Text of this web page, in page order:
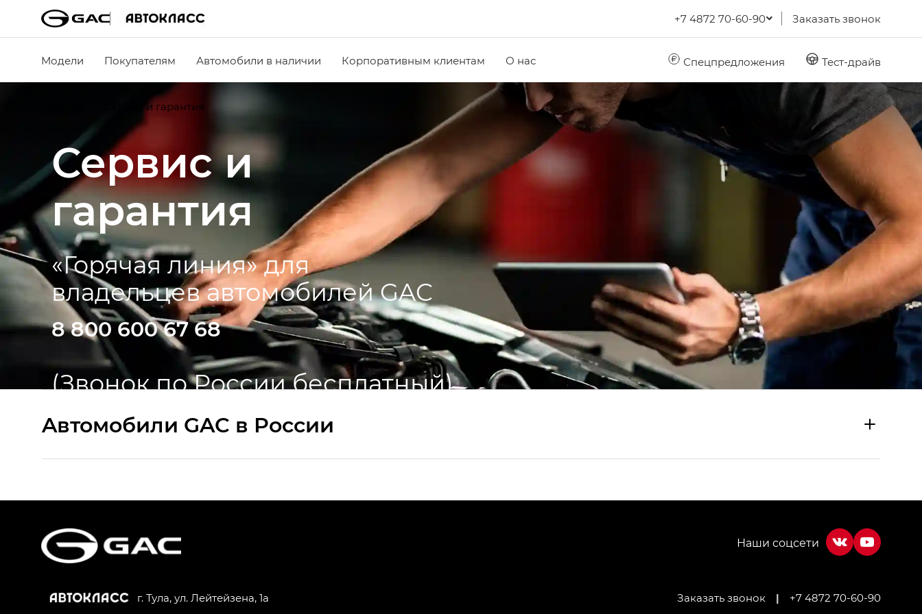
+7 4872 70-60-90 Заказать звонок
Модели Покупателям Автомобили в наличии Корпоративным клиентам О нас Спецпредложения Тест-драйв
Сервис и гарантия
Сервис и
гарантия
«Горячая линия» для
владельцев автомобилей GAC
8 800 600 67 68
(Звонок по России бесплатный)
Aвтомобили GAC в России
HYPTEC HT — Хайптек Эйч Ти (HYPTEC HT) в комплектации Экс ПРЕМИУМ — EX PREMIUM
г. Тула, ул. Лейтейзена, 1а Заказать звонок | +7 4872 70-60-90